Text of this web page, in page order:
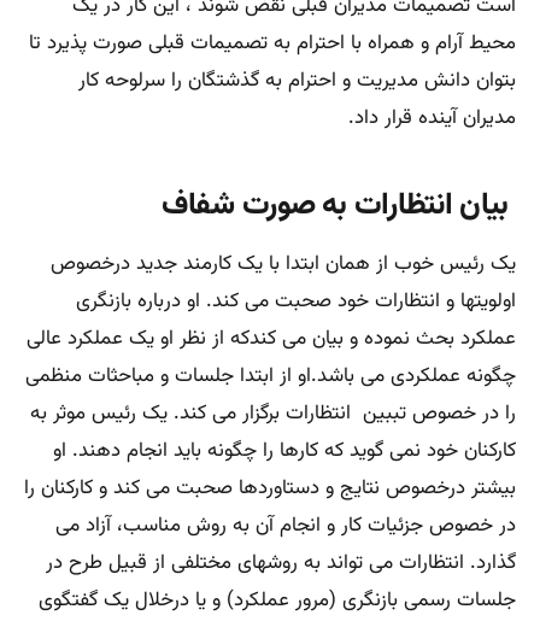
محیط آرام و همراه با احترام به تصمیمات قبلی صورت پذیرد تا
بتوان دانش مدیریت و احترام به گذشتگان را سرلوحه کار
مدیران آینده قرار داد.
بیان انتظارات به صورت شفاف
یک رئیس خوب از همان ابتدا با یک کارمند جدید درخصوص
اولویتها و انتظارات خود صحبت می کند. او درباره بازنگری
عملکرد بحث نموده و بیان می کندکه از نظر او یک عملکرد عالی
چگونه عملکردی می باشد.او از ابتدا جلسات و مباحثات منظمی
را در خصوص تببین انتظارات برگزار می کند. یک رئیس موثر به
کارکنان خود نمی گوید که کارها را چگونه باید انجام دهند. او
بیشتر درخصوص نتایج و دستاوردها صحبت می کند و کارکنان را
در خصوص جزئیات کار و انجام آن به روش مناسب، آزاد می
گذارد. انتظارات می تواند به روشهای مختلفی از قبیل طرح در
جلسات رسمی بازنگری (مرور عملکرد) و یا درخلال یک گفتگوی